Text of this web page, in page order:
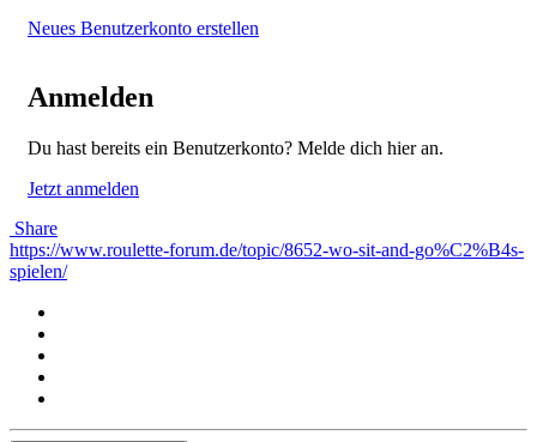
Neues Benutzerkonto erstellen
Anmelden
Du hast bereits ein Benutzerkonto? Melde dich hier an.
Jetzt anmelden
Share
https://www.roulette-forum.de/topic/8652-wo-sit-and-go%C2%B4s-
spielen/